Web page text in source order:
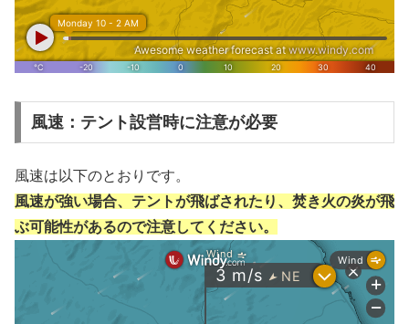
風速：テント設営時に注意が必要
風速は以下のとおりです。
風速が強い場合、テントが飛ばされたり、焚き火の炎が飛
ぶ可能性があるので注意してください。